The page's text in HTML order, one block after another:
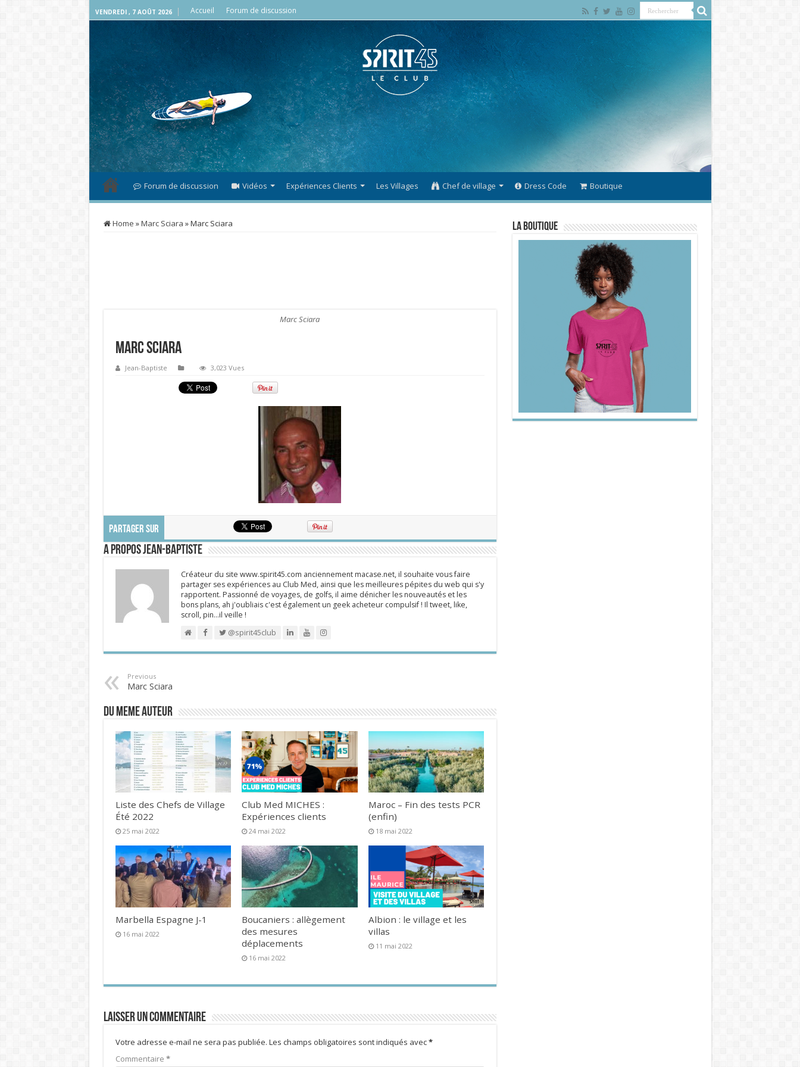
VENDREDI , 7 AOÛT 2026 Accueil Forum de discussion
Forum de discussion Vidéos Expériences Clients Les Villages Chef de village Dress Code Boutique
Home »Marc Sciara »Marc Sciara
Marc Sciara
Marc Sciara
Jean-Baptiste 3,023 Vues
PARTAGER SUR
A propos Jean-Baptiste
Créateur du site www.spirit45.com anciennement macase.net, il souhaite vous faire
partager ses expériences au Club Med, ainsi que les meilleures pépites du web qui s'y
rapportent. Passionné de voyages, de golfs, il aime dénicher les nouveautés et les
bons plans, ah j'oubliais c'est également un geek acheteur compulsif ! Il tweet, like,
scroll, pin…il veille !
@spirit45club
Previous
Marc Sciara
DU MEME AUTEUR
Liste des Chefs de Village
Été 2022
25 mai 2022
Club Med MICHES :
Expériences clients
24 mai 2022
Maroc – Fin des tests PCR
(enfin)
18 mai 2022
Marbella Espagne J-1
16 mai 2022
Boucaniers : allègement
des mesures
déplacements
16 mai 2022
Albion : le village et les
villas
11 mai 2022
Laisser un commentaire
Votre adresse e-mail ne sera pas publiée. Les champs obligatoires sont indiqués avec*
Commentaire *
La Boutique